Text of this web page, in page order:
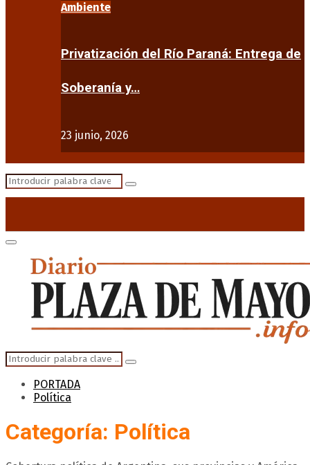
Ambiente
Privatización del Río Paraná: Entrega de
Soberanía y…
23 junio, 2026
Search
Search
Primary
Menu
Search
for:
Search
PORTADA
Política
Categoría: Política